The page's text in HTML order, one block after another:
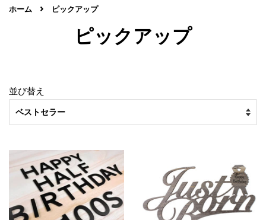
ホーム › ピックアップ
ピックアップ
並び替え